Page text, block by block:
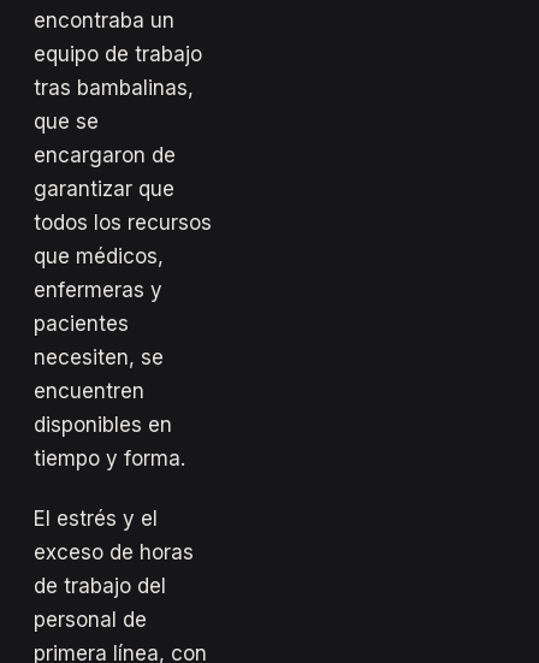
encontraba un
equipo de trabajo
tras bambalinas,
que se
encargaron de
garantizar que
todos los recursos
que médicos,
enfermeras y
pacientes
necesiten, se
encuentren
disponibles en
tiempo y forma.
El estrés y el
exceso de horas
de trabajo del
personal de
primera línea, con